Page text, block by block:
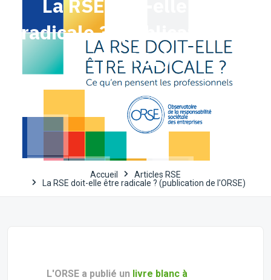
La RSE doit-elle être
radicale ? (publication de
l'ORSE)
Accueil
Articles RSE
La RSE doit-elle être radicale ? (publication de l'ORSE)
L'ORSE a publié un livre blanc à